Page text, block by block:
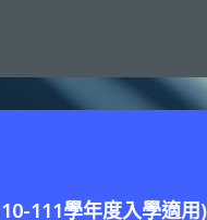
111學年度入學適用)